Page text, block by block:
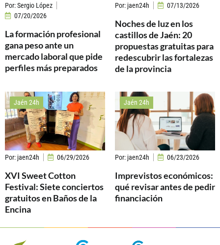
Por:Sergio López
07/20/2026
La formación profesional
gana peso ante un
mercado laboral que pide
perfiles más preparados
Por: jaen24h 07/13/2026
Noches de luz en los
castillos de Jaén: 20
propuestas gratuitas para
redescubrir las fortalezas
de la provincia
Jaén 24h
Por: jaen24h 06/29/2026
XVI Sweet Cotton
Festival: Siete conciertos
gratuitos en Baños de la
Encina
Jaén 24h
Por: jaen24h 06/23/2026
Imprevistos económicos:
qué revisar antes de pedir
financiación